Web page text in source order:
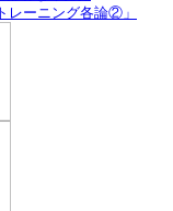
レーニング各論②」